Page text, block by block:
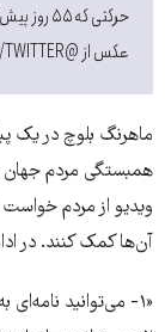
حرکتی
عکس از @BalochYakjehtiC/TWITTER
همبستگی مردم جهان
ویدیو از مردم خواست
آن‌ها کمک کنند. در
«۱- می‌توانید